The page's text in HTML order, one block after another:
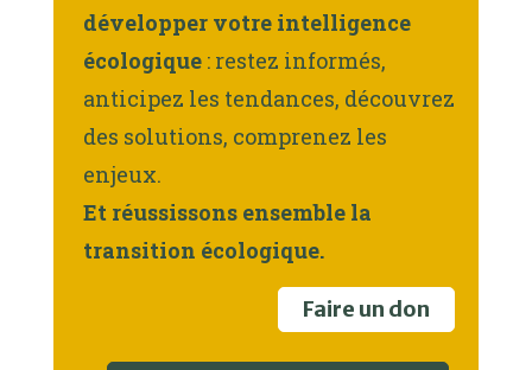
développer votre intelligence
écologique : restez informés,
anticipez les tendances, découvrez
des solutions, comprenez les
enjeux.
Et réussissons ensemble la
transition écologique.
Faire un don